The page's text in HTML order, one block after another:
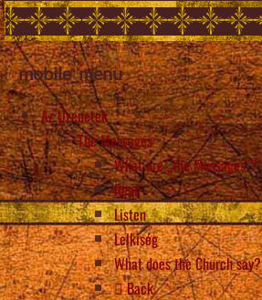
mobile_menu
Az Üzenetek
The Messages
What are „the Messages”?
Read
Listen
Lelkiség
What does the Church say?
Back